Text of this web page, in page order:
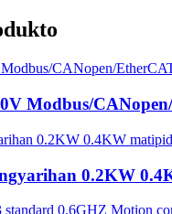
Modbus/
0.2KW